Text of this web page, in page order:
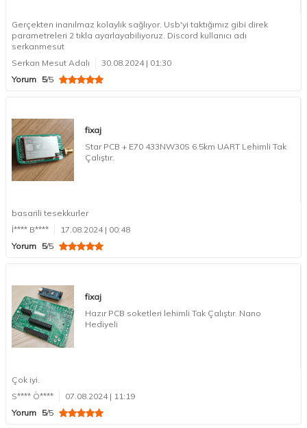
Gerçekten inanılmaz kolaylık sağlıyor. Usb'yi taktığımız gibi direk
parametreleri 2 tıkla ayarlayabiliyoruz. Discord kullanıcı adı
serkanmesut
Serkan Mesut Adalı
30.08.2024 | 01:30
Yorum 5/5
fixaj
Star PCB + E70 433NW30S 6.5km UART Lehimli Tak
Çalıştır.
basarili tesekkurler
İ**** B****
17.08.2024 | 00:48
Yorum 5/5
fixaj
Hazır PCB soketleri lehimli Tak Çalıştır. Nano
Hediyeli
Çok iyi.
S**** Ö****
07.08.2024 | 11:19
Yorum 5/5